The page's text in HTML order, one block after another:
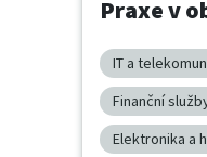
Praxe v
IT a
Finanční
Elektronika a